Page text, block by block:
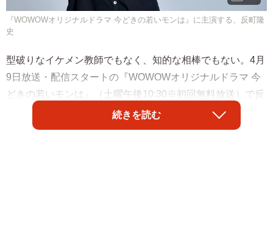
『WOWOWオリジナルドラマ 今どきの若いモンは』に主演する、反町隆
史
型破りなイケメン教師でもなく、知的な相棒でもない。4月
9日放送・配信スタートの『WOWOWオリジナルドラマ 今
どきの若いモンは』（土曜午後10:30※初回無料放送）で反
町隆史（48）が演じるのは、“究極の上司”。コワモテな見た
目とは裏腹に、予想外の一言で若手社員の心を救ってい
続きを読む